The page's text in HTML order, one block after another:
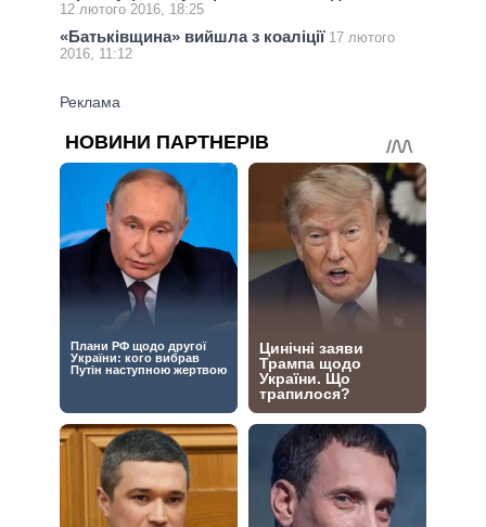
12 лютого 2016, 18:25
«Батьківщина» вийшла з коаліції 17 лютого
2016, 11:12